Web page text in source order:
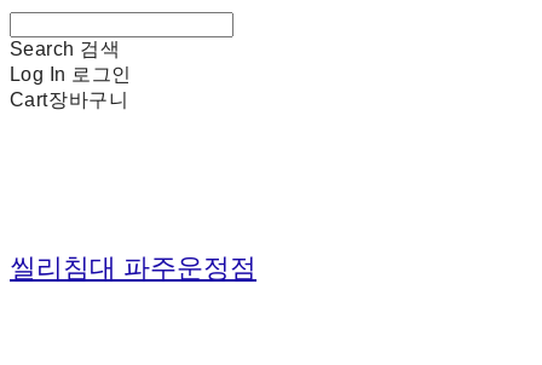
Search 검색
Log In 로그인
Cart장바구니
씰리침대 파주운정점